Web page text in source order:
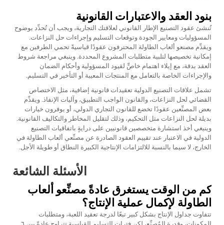
بنود العقد والاعتبارات القانونية
تُنشئ عقود التصنيع الإطار القانوني لعلاقتك التجارية، ويجب أن تُحدِّد بوضوح
المسؤوليات ومعايير الجودة وتوقعات التسليم وإجراءات حل النزاعات.
ويقدِّم مصنعو ألعاب الطاولة المحترفون عقودًا قياسيةً تحمي الطرفين مع
إمكانية تخصيصها لتلبية متطلبات المشروع المحددة. وينبغي مراجعة شروط
العقد بدقة، مع إيلاء اهتمام خاصٍّ لقيود المسؤولية وأحكام الضمان
والإجراءات الخاصة بالتعامل مع المنتجات المعيبة أو التأخير في التسليم.
تشمل علاقات التصنيع الدولية تعقيدات قانونية إضافية، مثل الاختصاص
القضائي لحل النزاعات، والقانون الواجب التطبيق، وآليات الإنفاذ. ويقدِّم
بعض المصنِّعين عقودًا تخضع للقانون التجاري الدولي، أو يوفرون خيارات
بديلة لحل النزاعات مثل التحكيم، وذلك لتقليل المخاطر والتكاليف القانونية.
وينبغي أخذ استشارة متخصصين قانونيين على درايةٍ باتفاقيات التصنيع
الدولية في الاعتبار عند تقييم العقود الصادرة عن مصنِّعي ألعاب الطاولة في
الخارج، لا سيما بالنسبة للالتزامات الإنتاجية الكبيرة النطاق أو طويلة الأجل.
الأسئلة الشائعة
كم من الوقت يستغرق عادةً مصنِّعو ألعاب
الطاولة لإكمال عملية الإنتاج؟
تتفاوت جداول الإنتاج بشكل كبير تبعًا لدرجة تعقيد اللعبة، ومتطلبات